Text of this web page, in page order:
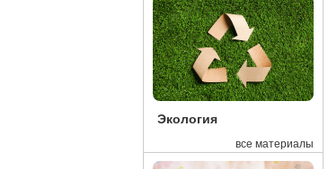
Экология
все материалы